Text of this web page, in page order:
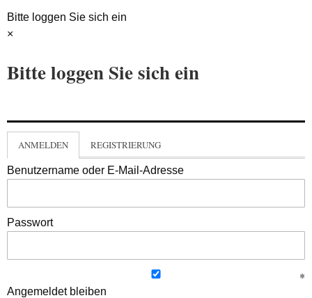
Bitte loggen Sie sich ein
×
Bitte loggen Sie sich ein
ANMELDEN REGISTRIERUNG
Benutzername oder E-Mail-Adresse
Passwort
Angemeldet bleiben